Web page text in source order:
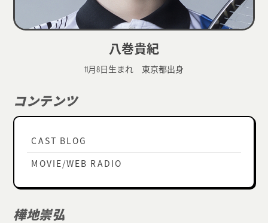
八巻貴紀
11月8日生まれ 東京都出身
コンテンツ
CAST BLOG
MOVIE/WEB RADIO
樺地崇弘